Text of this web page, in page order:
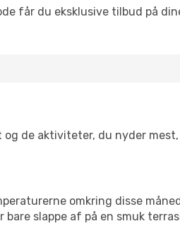
får du eksklusive tilbud på
de aktiviteter, du nyder
omkring disse
slappe af på en smuk